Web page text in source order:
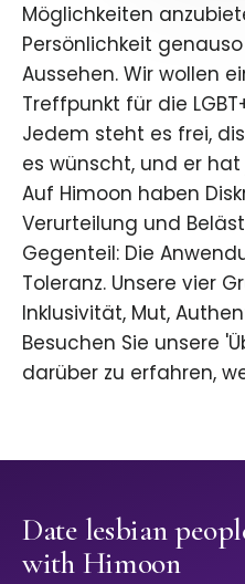
Möglichkeiten
Persönlichkeit
Aussehen. Wir wollen
Treffpunkt für die
Jedem steht es frei,
es wünscht, und er
Auf Himoon haben
Verurteilung und
Gegenteil: Die
Toleranz. Unsere vier
Inklusivität, Mut,
Besuchen Sie unsere
darüber zu erfahren,
Date lesbian
with Himoon